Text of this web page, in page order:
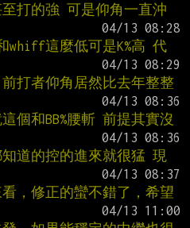
打的強 可是仰角一直沖
whiff這麼低可是K%高 代
打者仰角居然比去年整整
個和BB%腰斬 前提其實沒
道的控的進來就很猛 現
，修正的蠻不錯了，希望